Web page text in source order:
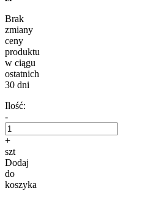
Brak
zmiany
ceny
produktu
w ciągu
ostatnich
30 dni
Ilość:
-
+
szt
Dodaj
do
koszyka